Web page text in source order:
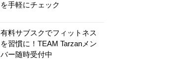
を手軽にチェック
有料サブスクでフィットネス
を習慣に！TEAM Tarzanメン
バー随時受付中